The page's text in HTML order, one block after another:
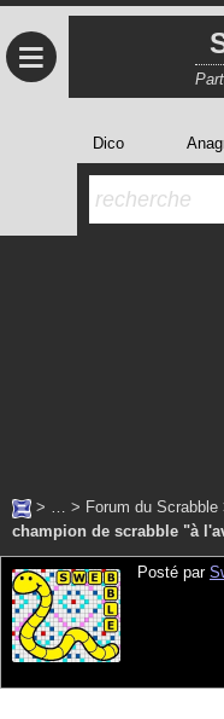
≡
Dico
> … > Forum du Scrabble
champion de scrabble "à
Posté par